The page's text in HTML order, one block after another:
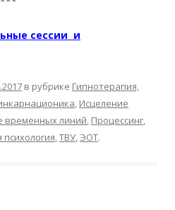
сессии и
в рубрике Гипнотерапия,
, Исцеление
временных линий, Процессинг,
,ТВУ, ЭОТ.